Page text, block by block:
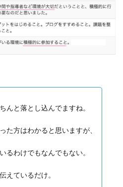
んと落とし込んでますね。
た方はわかると思いますが、
るわけでもなんでもない。
えているだけ。